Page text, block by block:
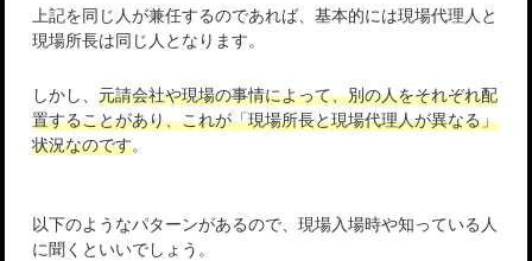
上記を同じ人が兼任するのであれば、基本的には現場代理人と
現場所長は同じ人となります。
しかし、元請会社や現場の事情によって、別の人をそれぞれ配
置することがあり、これが「現場所長と現場代理人が異なる」
状況なのです。
以下のようなパターンがあるので、現場入場時や知っている人
に聞くといいでしょう。